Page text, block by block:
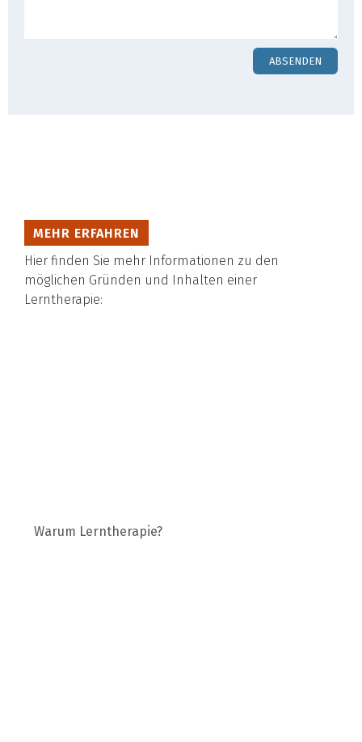
ABSENDEN
MEHR ERFAHREN
Hier finden Sie mehr Informationen zu den
möglichen Gründen und Inhalten einer
Lerntherapie:
Warum Lerntherapie?